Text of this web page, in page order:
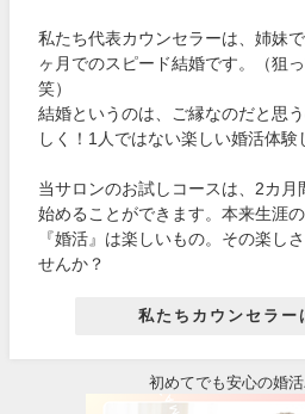
私たち代表カウンセラーは、姉妹
ヶ月でのスピード結婚です。（狙
笑）
結婚というのは、ご縁なのだと思
しく！1人ではない楽しい婚活体験
当サロンのお試しコースは、2カ月
始めることができます。本来生涯
『婚活』は楽しいもの。その楽し
せんか？
私たちカウンセラー
初めてでも安心の婚